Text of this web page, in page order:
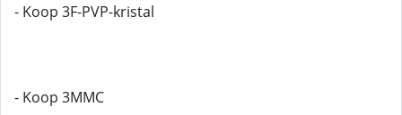
- Koop 3F-PVP-kristal
- Koop 3MMC